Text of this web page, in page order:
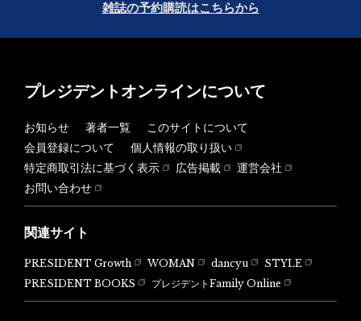
雑誌の予約購読はこちらから
プレジデントオンラインについて
お知らせ 著者一覧
このサイトについて
会員登録について
個人情報の取り扱い
特定商取引法に基づく表示
広告掲載
運営会社
お問い合わせ
関連サイト
PRESIDENT Growth WOMAN dancyu
STYLE
PRESIDENT BOOKS
プレジデントFamily Online